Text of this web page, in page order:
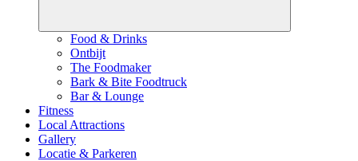
Food & Drinks
Ontbijt
The Foodmaker
Bark & Bite Foodtruck
Bar & Lounge
Fitness
Local Attractions
Gallery
Locatie & Parkeren